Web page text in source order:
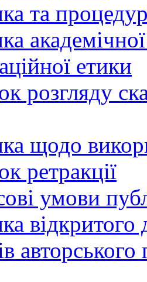
та
етики
розгляду
щодо
ретракції
умови
авторського